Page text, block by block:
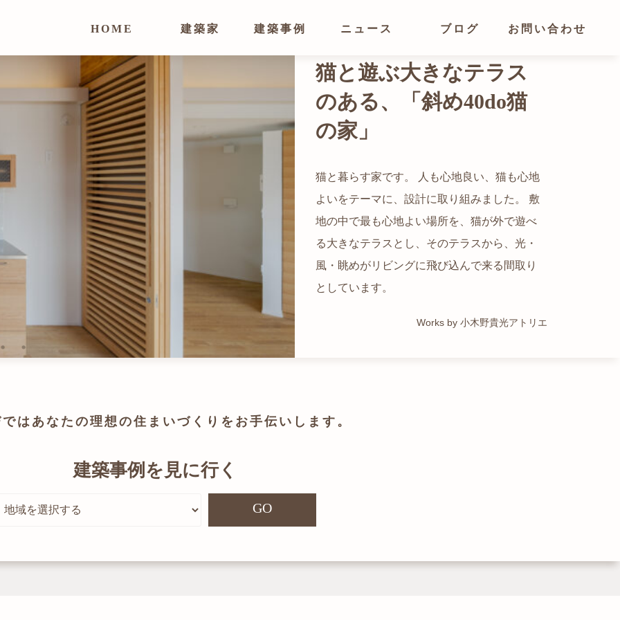
HOME 建築家 建築事例 ニュース ブログ お問い合わせ
猫と暮らす家です。 人も心地良い、猫も心地
よいをテーマに、設計に取り組みました。 敷
地の中で最も心地よい場所を、猫が外で遊べ
る大きなテラスとし、そのテラスから、光・
風・眺めがリビングに飛び込んで来る間取り
としています。
Works by 小木野貴光アトリエ
光が溢れ、広がりある
都心でありながらも緑の多いエリアです。 そ
の緑の借景も取り入れること、窓の配置を工
夫することで、光を取り入れながらも、カー
テンを閉じずに生活できる様設計していま
す。
Works by トレイルアーキテクツ 一級建築士事務所
自然の中の岩山を切り開いて造った、ワイル
ドなゲストハウスをイメージした空間が広が
る都市型住宅です。
Works by ZAG空間設計舎
かつての機織り工場が、その趣を残しつつ孫
世帯の住居へと蘇りました。
Works by ZAG空間設計舎
は あなたの理想の住まいづくりを お手伝いします。
建築事例を見に行く
GO